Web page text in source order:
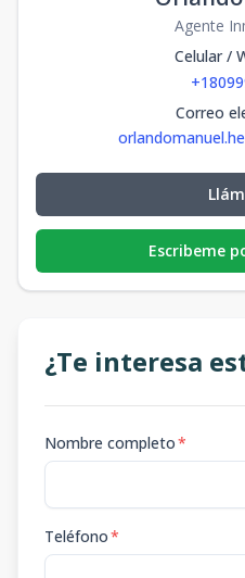
Agente
Celular /
Correo
Escribeme
¿Te interesa
Nombre completo*
Teléfono*